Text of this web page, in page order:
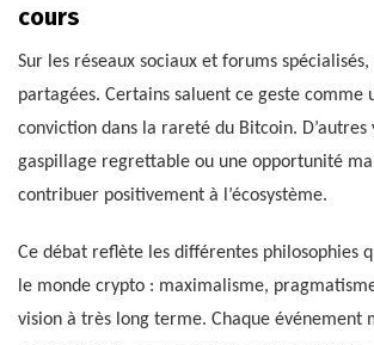
cours
Sur les réseaux sociaux et forums
partagées. Certains saluent ce geste comme
conviction dans la rareté du Bitcoin. D’autres
gaspillage regrettable ou une opportunité
contribuer positivement à l’écosystème.
Ce débat reflète les différentes philosophies
le monde crypto : maximalisme,
vision à très long terme. Chaque événement